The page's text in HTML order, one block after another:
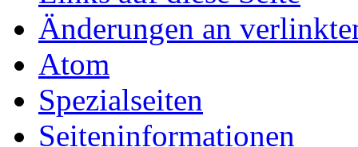
Änderungen an
Atom
Spezialseiten
Seiten­informationen